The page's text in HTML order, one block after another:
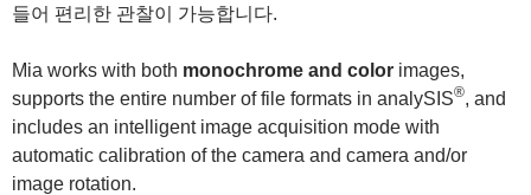
들어 편리한 관찰이 가능합니다.
Mia works with both monochrome and color images,
supports the entire number of file formats in analySIS®, and
includes an intelligent image acquisition mode with
automatic calibration of the camera and camera and/or
image rotation.